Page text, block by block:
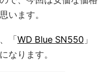
います。
「 WD Blue SN550 」
なります。